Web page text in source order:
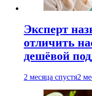
Эксперт
отличить
дешёвой
2 месяца спустя2